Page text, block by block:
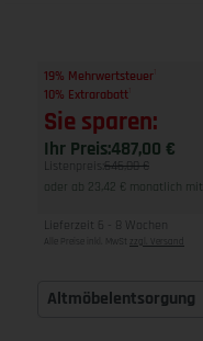
19% Mehrwertsteuer
10% Extrarabatt
Sie sparen:
Ihr Preis:487,00 €
Listenpreis: 646,00 €
oder ab 23,42 € monatlich mit
Lieferzeit 6 - 8 Wochen
Alle Preise inkl. MwSt zzgl. Versand
Altmöbelentsorgung